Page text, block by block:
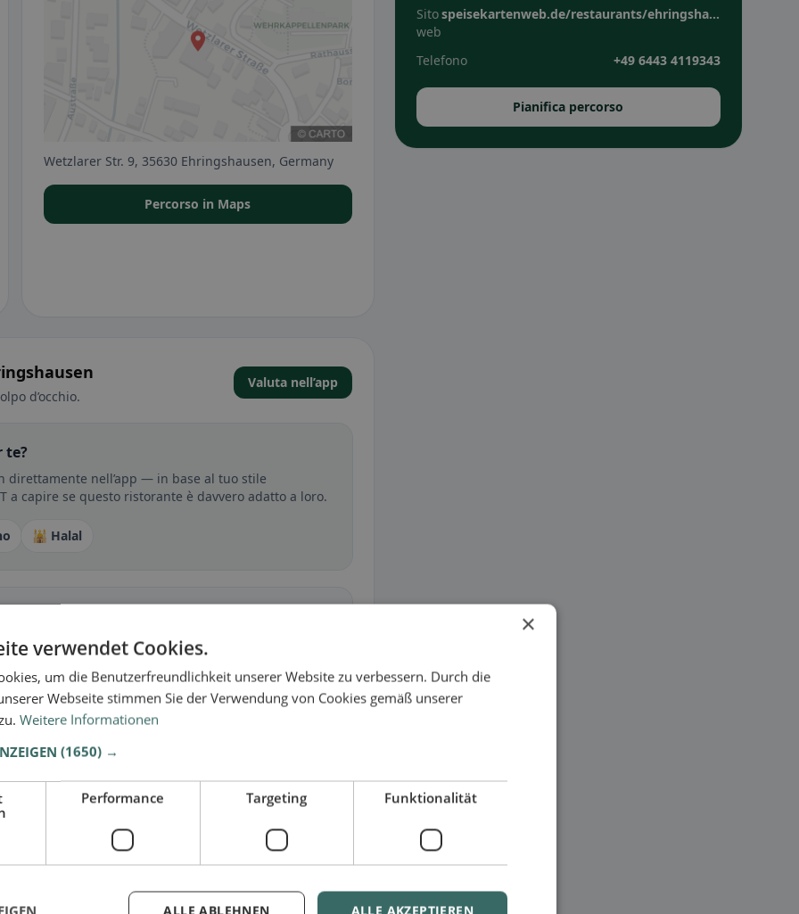
Wetzlarer Str. 9, 35630 Ehringshausen, Germany
Percorso in Maps
d’occhio.
Valuta nell’app
te?
direttamente nell’app — in base al tuo stile
capire se questo ristorante è davvero adatto a loro.
🕌 Halal
per senza glutine, vegano, vegetariano o halal.
Sito
web
speisekartenweb.de/restaurants/ehringshausen/zum-gr%C3%BCnen-hirsch-278178?utm_source=google_profile&utm_medium=google_profile&utm_campaign=brief_48_09_2025
Telefono +49 6443 4119343
Pianifica percorso
×
verwendet Cookies.
um die Benutzerfreundlichkeit unserer Website zu verbessern. Durch die
Webseite stimmen Sie der Verwendung von Cookies gemäß unserer
Weitere Informationen
(1650) →
Performance Targeting Funktionalität
ALLE AKZEPTIEREN
ALLE ABLEHNEN